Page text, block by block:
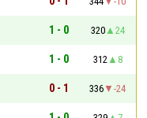
1 - 0 320
24
1 - 0 312
8
0 - 1 336
-24